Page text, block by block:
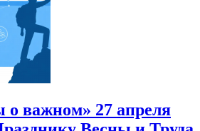
о важном» 27 апреля